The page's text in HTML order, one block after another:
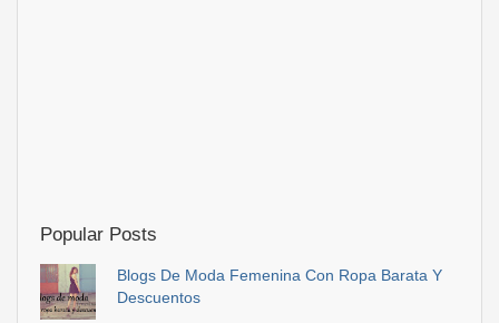
Popular Posts
Blogs De Moda Femenina Con Ropa Barata Y
Descuentos